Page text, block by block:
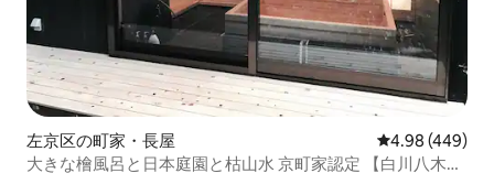
左京区の町家・長屋 レビュー449
4.98 (449)
大きな檜風呂と日本庭園と枯山水 京町家認定 【白川八木